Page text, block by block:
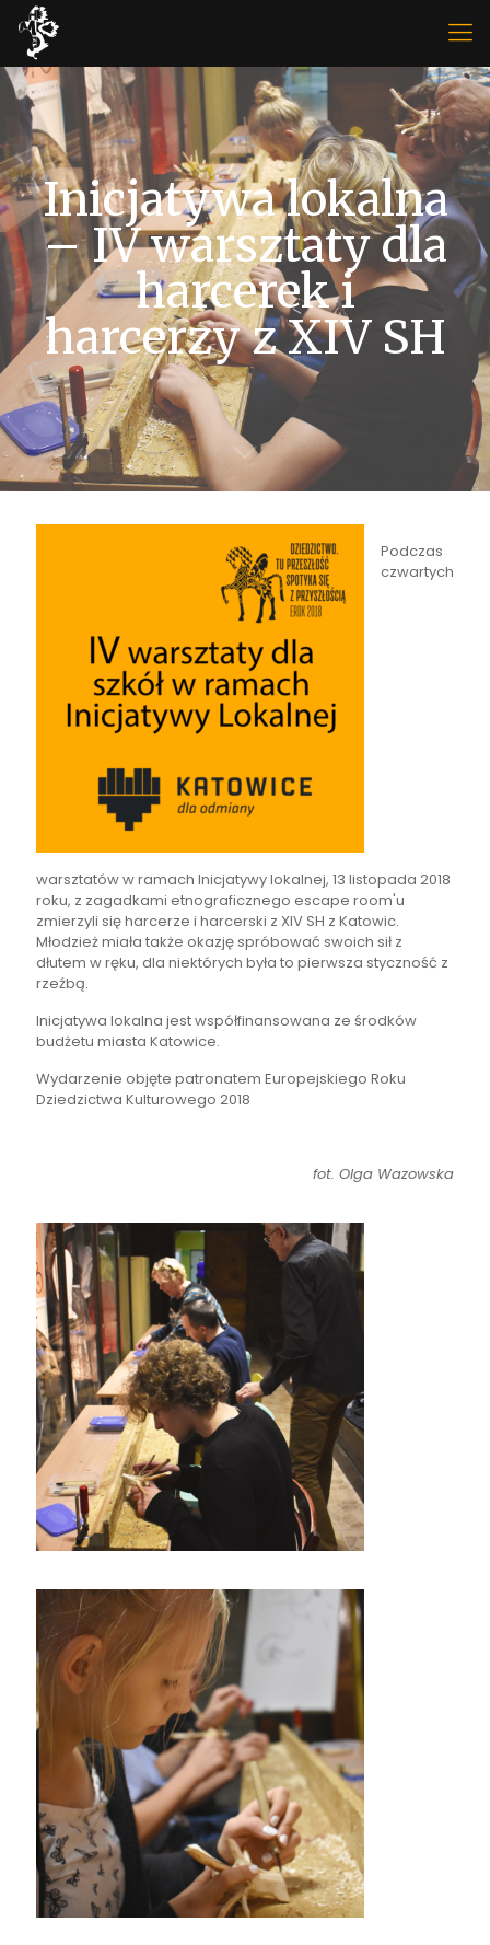
Inicjatywa lokalna
– IV warsztaty dla
harcerek i
harcerzy z XIV SH
Podczas
czwartych
warsztatów w ramach Inicjatywy lokalnej, 13 listopada 2018
roku, z zagadkami etnograficznego escape room'u
zmierzyli się harcerze i harcerski z XIV SH z Katowic.
Młodzież miała także okazję spróbować swoich sił z
dłutem w ręku, dla niektórych była to pierwsza styczność z
rzeźbą.
Inicjatywa lokalna jest współfinansowana ze środków
budżetu miasta Katowice.
Wydarzenie objęte patronatem Europejskiego Roku
Dziedzictwa Kulturowego 2018
fot. Olga Wazowska